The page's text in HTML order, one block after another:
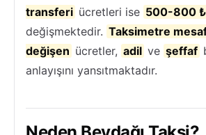
transferi ücretleri ise 500-800 ₺
değişmektedir. Taksimetre
değişen ücretler, adil ve şeffaf
anlayışını yansıtmaktadır.